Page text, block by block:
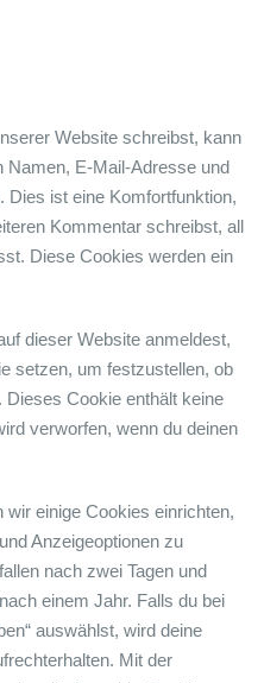
Website schreibst, kann
Namen, E-Mail-Adresse und
ist eine Komfortfunktion,
Kommentar schreibst, all
Diese Cookies werden ein
dieser Website anmeldest,
setzen, um festzustellen, ob
Cookie enthält keine
verworfen, wenn du deinen
einige Cookies einrichten,
Anzeigeoptionen zu
nach zwei Tagen und
einem Jahr. Falls du bei
auswählst, wird deine
Mit der